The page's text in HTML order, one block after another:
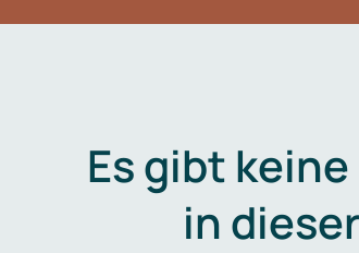
Es gibt
in